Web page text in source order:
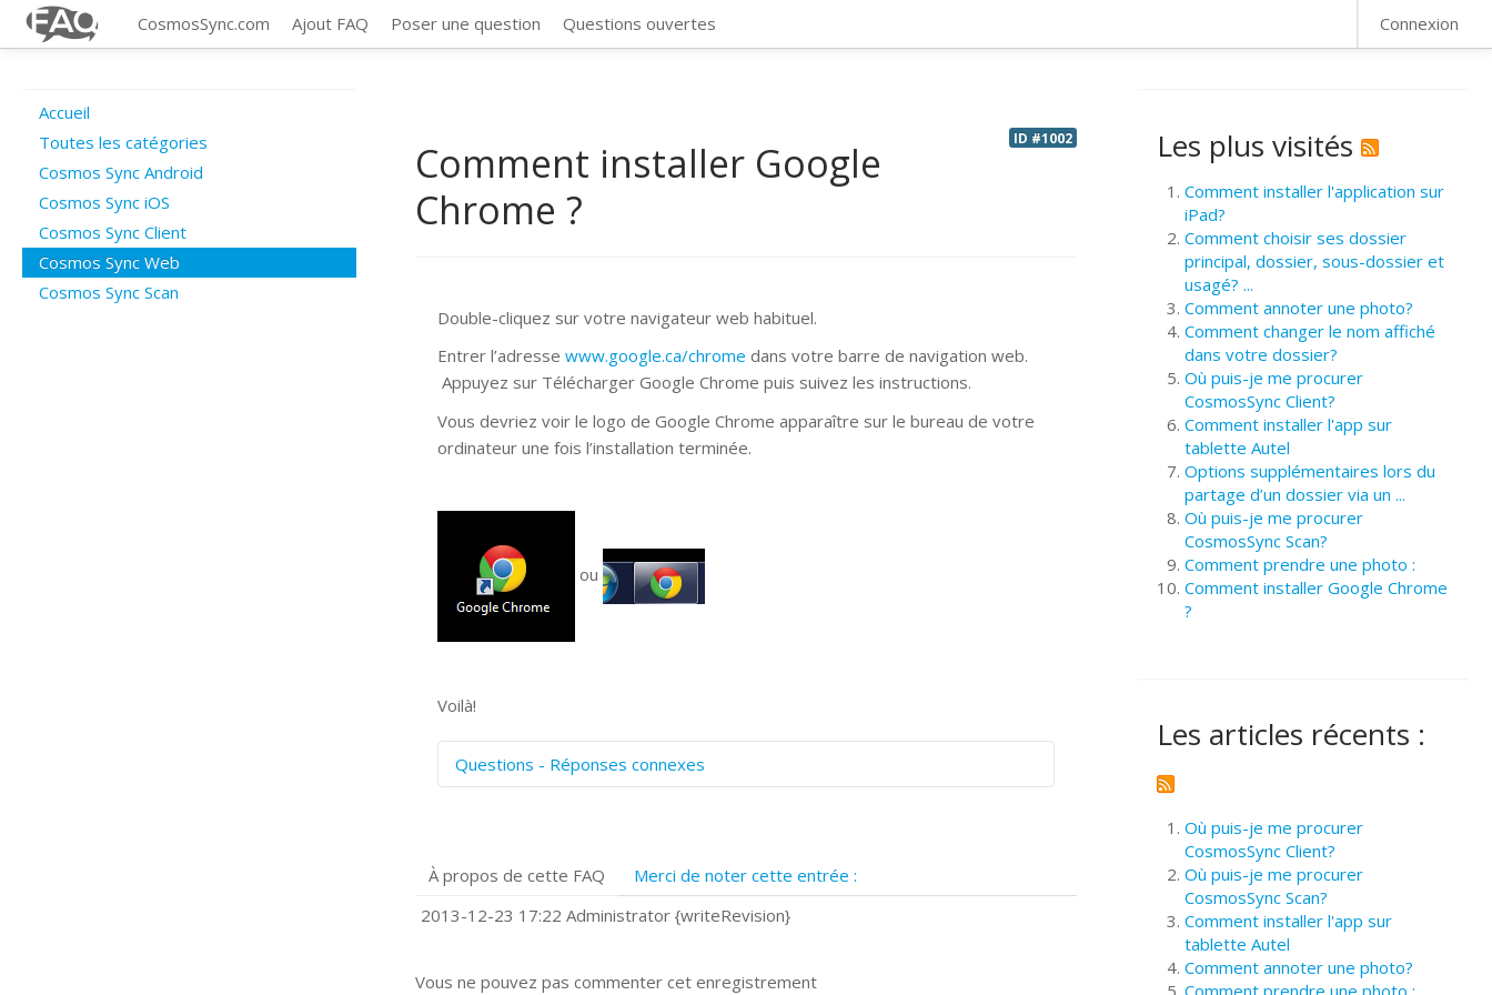
CosmosSync.com Ajout FAQ Poser une question Questions ouvertes Connexion
Accueil
Toutes les catégories
Cosmos Sync Android
Cosmos Sync iOS
Cosmos Sync Client
Cosmos Sync Web
Cosmos Sync Scan
ID #1002
Comment installer Google
Chrome ?
Double-cliquez sur votre navigateur web habituel.
Entrer l’adressewww.google.ca/chrome dans votre barre de navigation web.
Appuyez sur Télécharger Google Chrome puis suivez les instructions.
Vous devriez voir le logo de Google Chrome apparaître sur le bureau de votre
ordinateur une fois l’installation terminée.
ou
Voilà!
Questions - Réponses connexes
Quels navigateurs web sont supportés ?
Comment accéder à votre compte Cosmos Sync Web?
À propos de cette FAQ
Merci de noter cette entrée :
2013-12-23 17:22 Administrator {writeRevision}
Vous ne pouvez pas commenter cet enregistrement
Les plus visités
Comment installer l'application sur
iPad?
Comment choisir ses dossier
principal, dossier, sous-dossier et
usagé? ...
Comment annoter une photo?
Comment changer le nom affiché
dans votre dossier?
Où puis-je me procurer
CosmosSync Client?
Comment installer l'app sur
tablette Autel
Options supplémentaires lors du
partage d’un dossier via un ...
Où puis-je me procurer
CosmosSync Scan?
Comment prendre une photo :
Comment installer Google Chrome
?
Les articles récents :
Où puis-je me procurer
CosmosSync Client?
Où puis-je me procurer
CosmosSync Scan?
Comment installer l'app sur
tablette Autel
Comment annoter une photo?
Comment prendre une photo :